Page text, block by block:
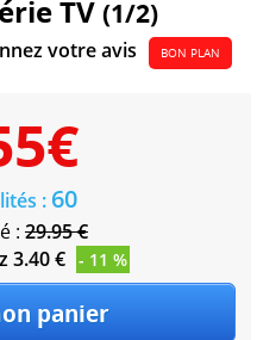
TV(1/2)
votre avis BON PLAN
€
: 60
: 29.95 €
3.40 €
- 11 %